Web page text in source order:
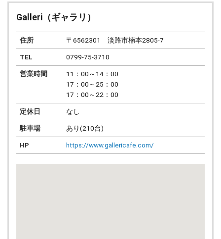
Galleri（ギャラリ）
住所 〒6562301 淡路市楠本2805-7
TEL 0799-75-3710
営業時間
11：00～14：00
17：00～25：00
17：00～22：00
定休日 なし
駐車場 あり(210台)
HP https://www.gallericafe.com/